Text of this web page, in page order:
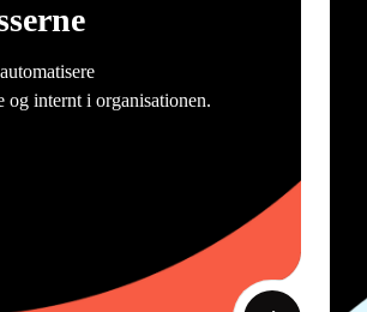
og internt i organisationen.